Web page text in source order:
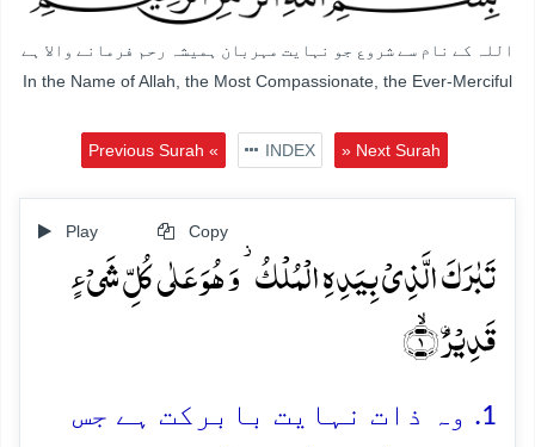
اللہ کے نام سے شروع جو نہایت مہربان ہمیشہ رحم فرمانے والا ہے
In the Name of Allah, the Most Compassionate, the Ever-Merciful
Previous Surah « INDEX » Next Surah
Play Copy
تَبٰرَکَ الَّذِیۡ بِیَدِہِ الۡمُلۡکُ ۫ وَ ہُوَ عَلٰی کُلِّ شَیۡءٍ
قَدِیۡرُۨ ۙ﴿۱﴾
1. وہ ذات نہایت بابرکت ہے جس